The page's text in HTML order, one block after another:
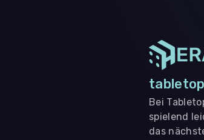
Bei
spielend
das